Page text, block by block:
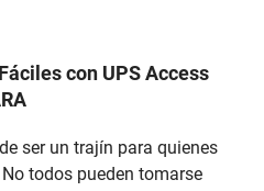
con UPS Access
ser un trajín para quienes
todos pueden tomarse